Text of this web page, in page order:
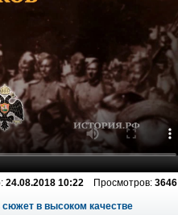
24.08.2018 10:22 Просмотров: 3646
сюжет в высоком качестве